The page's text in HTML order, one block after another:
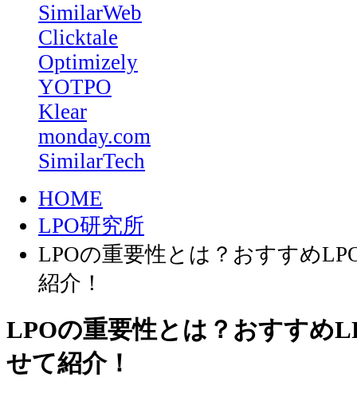
SimilarWeb
Clicktale
Optimizely
YOTPO
Klear
monday.com
SimilarTech
HOME
LPO研究所
LPOの重要性とは？おすすめ
紹介！
LPOの重要性とは？おすすめ
せて紹介！